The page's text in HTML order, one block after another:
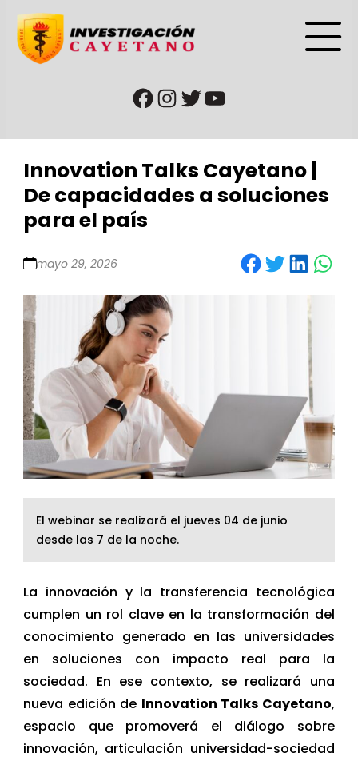
url que deriva a la página de faceboook
url que deriva a la cuenta de instagram
url que deriva a la cuenta de twitter o cuenta de X url que deriva a la página de YouTube
Innovation Talks Cayetano |
De capacidades a soluciones
para el país
mayo 29, 2026 Share on Facebook Share on Twitter Share on LinkedIn Share on WhatsApp
El webinar se realizará el jueves 04 de junio
desde las 7 de la noche.
La innovación y la transferencia tecnológica
cumplen un rol clave en la transformación del
conocimiento generado en las universidades
en soluciones con impacto real para la
sociedad. En ese contexto, se realizará una
nueva edición de Innovation Talks Cayetano,
espacio que promoverá el diálogo sobre
innovación, articulación universidad-sociedad